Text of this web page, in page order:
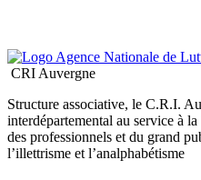
CRI Auvergne
Structure associative, le C.R.I.
interdépartemental au service à
des professionnels et du grand
l’illettrisme et l’analphabétisme